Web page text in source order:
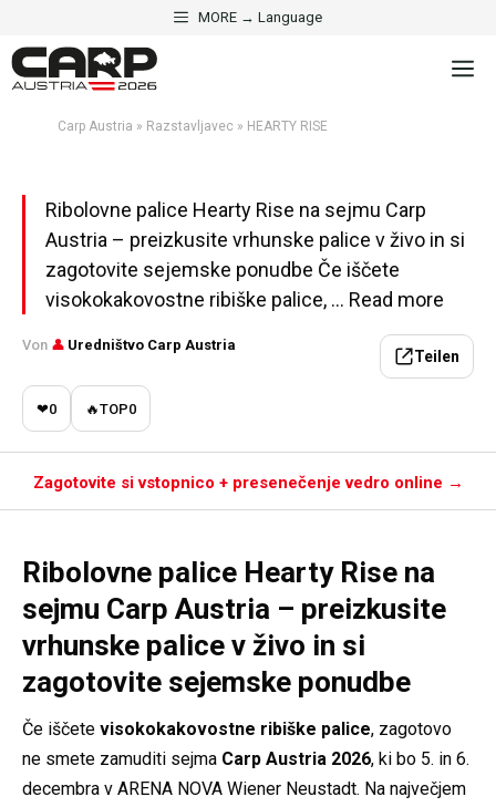
content
MORE → Language
Carp Austria » Razstavljavec » HEARTY RISE
RAZSTAVLJAVEC · ROPARICE IN SOMI
HEARTY RISE
Aktualisiert am 2. maja 2026 · 5 Min. Lesezeit
Ribolovne palice Hearty Rise na sejmu Carp
Austria – preizkusite vrhunske palice v živo in si
zagotovite sejemske ponudbe Če iščete
visokokakovostne ribiške palice, ... Read more
Von 👤 Uredništvo Carp Austria
Teilen
❤0 🔥TOP0
Zagotovite si vstopnico + presenečenje vedro online →
Ribolovne palice Hearty Rise na
sejmu Carp Austria – preizkusite
vrhunske palice v živo in si
zagotovite sejemske ponudbe
Če iščete visokokakovostne ribiške palice, zagotovo
ne smete zamuditi sejma Carp Austria 2026, ki bo 5. in 6.
decembra v ARENA NOVA Wiener Neustadt. Na največjem